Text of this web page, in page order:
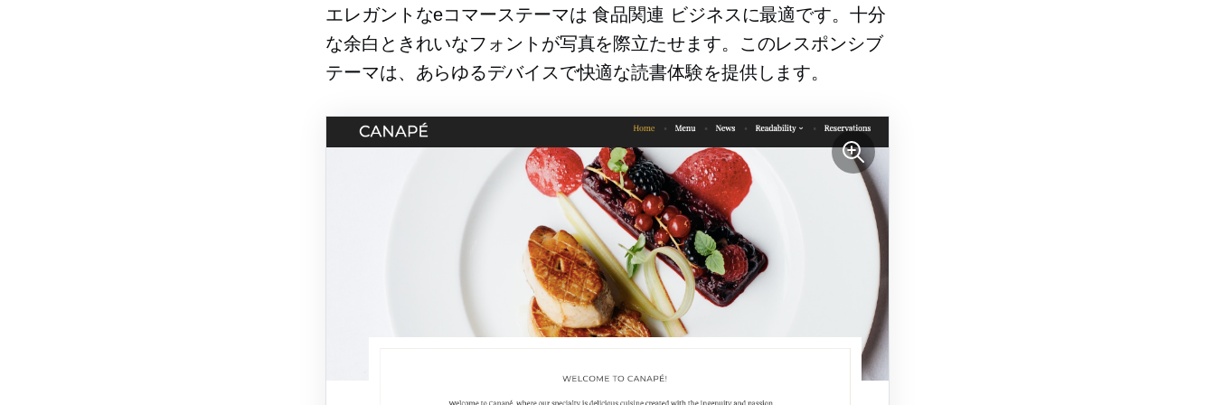
エレガントなeコマーステーマは食品関連 ビジネスに最適です。十分
な余白ときれいなフォントが写真を際立たせます。このレスポンシブ
テーマは、あらゆるデバイスで快適な読書体験を提供します。